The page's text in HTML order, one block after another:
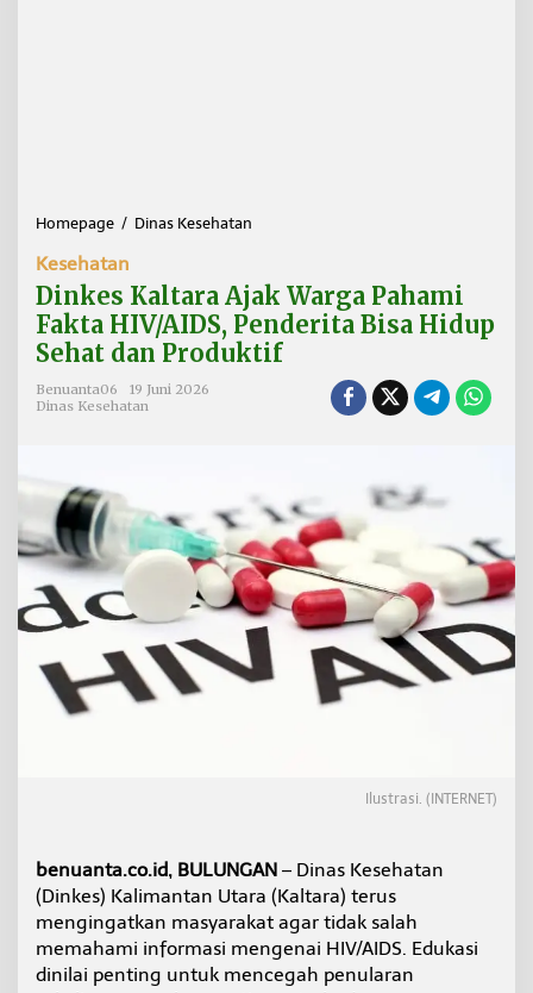
Homepage / Dinas Kesehatan
k
e
s
K
A
a
k
W
a
r
a
k
a
H
I
V
Kesehatan
Dinkes Kaltara Ajak Warga Pahami
Fakta HIV/AIDS, Penderita Bisa Hidup
Sehat dan Produktif
Benuanta06
19 Juni 2026
Dinas Kesehatan
Ilustrasi. (INTERNET)
benuanta.co.id, BULUNGAN – Dinas Kesehatan
(Dinkes) Kalimantan Utara (Kaltara) terus
mengingatkan masyarakat agar tidak salah
memahami informasi mengenai HIV/AIDS. Edukasi
dinilai penting untuk mencegah penularan